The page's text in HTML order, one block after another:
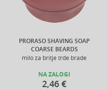
PRORASO SHAVING SOAP
COARSE BEARDS
milo za britje trde brade
NA ZALOGI
2,46 €